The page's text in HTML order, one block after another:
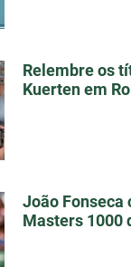
Relembre os
Kuerten em
João Fonseca
Masters 1000